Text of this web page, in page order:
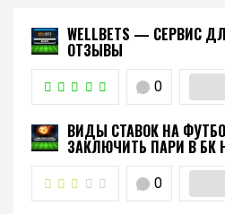
WELLBETS — СЕРВИС
ОТЗЫВЫ
0
ВИДЫ СТАВОК НА
ЗАКЛЮЧИТЬ ПАРИ В БК
0